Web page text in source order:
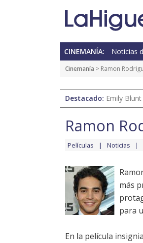
CINEMANÍA: Noticias
Cinemanía > Ramon
Destacado: Emily
Ramon
Películas Noticias
más
para
En la película